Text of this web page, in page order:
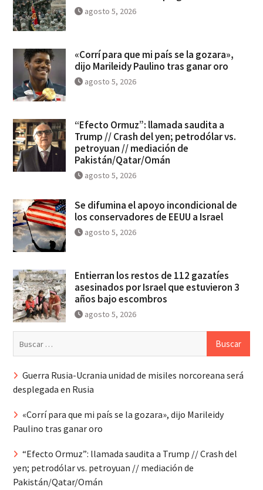
agosto 5, 2026
«Corrí para que mi país se la gozara»,
dijo Marileidy Paulino tras ganar oro
agosto 5, 2026
“Efecto Ormuz”: llamada saudita a
Trump // Crash del yen; petrodólar vs.
petroyuan // mediación de
Pakistán/Qatar/Omán
agosto 5, 2026
Se difumina el apoyo incondicional de
los conservadores de EEUU a Israel
agosto 5, 2026
Entierran los restos de 112 gazatíes
asesinados por Israel que estuvieron 3
años bajo escombros
agosto 5, 2026
Guerra Rusia-Ucrania unidad de misiles norcoreana será
desplegada en Rusia
«Corrí para que mi país se la gozara», dijo Marileidy
Paulino tras ganar oro
“Efecto Ormuz”: llamada saudita a Trump // Crash del
yen; petrodólar vs. petroyuan // mediación de
Pakistán/Qatar/Omán